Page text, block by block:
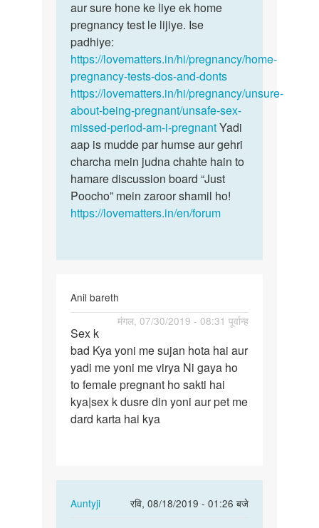
ke
baad
…
by
Rohit
ke
baad…
aur sure hone ke liye ek home
pregnancy test le lijiye. Ise
padhiye:
https://lovematters.in/hi/pregnancy/home-
pregnancy-tests-dos-and-donts
https://lovematters.in/hi/pregnancy/unsure-
about-being-pregnant/unsafe-sex-
missed-period-am-i-pregnantYadi
aap is mudde par humse aur gehri
charcha mein judna chahte hain to
hamare discussion board “Just
Poocho” mein zaroor shamil ho!
https://lovematters.in/en/forum
Anil bareth
मंगल, 07/30/2019 - 08:31 पूर्वान्ह
Sex
k
bad
Kya
yoni
me
Sex k
bad Kya yoni me sujan hota hai aur
yadi me yoni me virya Ni gaya ho
to female pregnant ho sakti hai
kya|sex k dusre din yoni aur pet me
dard karta hai kya
Auntyji
रवि, 08/18/2019 - 01:26 बजे
In